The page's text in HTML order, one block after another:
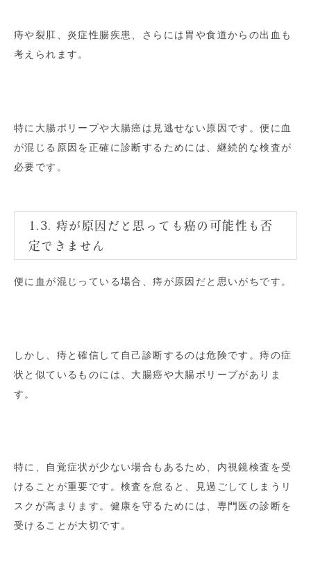
痔や裂肛、炎症性腸疾患、さらには胃や食道からの出血も
考えられます。
特に大腸ポリープや大腸癌は見逃せない原因です。便に血
が混じる原因を正確に診断するためには、継続的な検査が
必要です。
1.3. 痔が原因だと思っても癌の可能性も否
定できません
便に血が混じっている場合、痔が原因だと思いがちです。
しかし、痔と確信して自己診断するのは危険です。痔の症
状と似ているものには、大腸癌や大腸ポリープがありま
す。
特に、自覚症状が少ない場合もあるため、内視鏡検査を受
けることが重要です。検査を怠ると、見過ごしてしまうリ
スクが高まります。健康を守るためには、専門医の診断を
受けることが大切です。